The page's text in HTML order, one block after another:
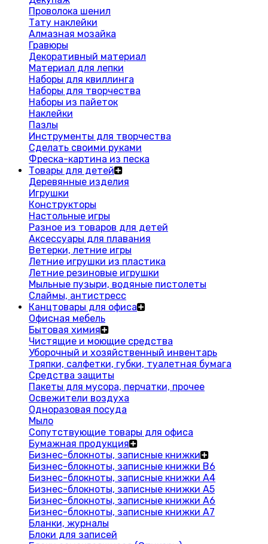
Проволока шенил
Тату наклейки
Алмазная мозайка
Гравюры
Декоративный материал
Материал для лепки
Наборы для квиллинга
Наборы для творчества
Наборы из пайеток
Наклейки
Пазлы
Инструменты для творчества
Сделать своими руками
Фреска-картина из песка
Товары для детей
Деревянные изделия
Игрушки
Конструкторы
Настольные игры
Разное из товаров для детей
Аксессуары для плавания
Ветерки, летние игры
Летние игрушки из пластика
Летние резиновые игрушки
Мыльные пузыри, водяные пистолеты
Слаймы, антистресс
Канцтовары для офиса
Офисная мебель
Бытовая химия
Чистящие и моющие средства
Уборочный и хозяйственный инвентарь
Тряпки, салфетки, губки, туалетная бумага
Средства защиты
Пакеты для мусора, перчатки, прочее
Освежители воздуха
Одноразовая посуда
Мыло
Сопутствующие товары для офиса
Бумажная продукция
Бизнес-блокноты, записные книжки
Бизнес-блокноты, записные книжки В6
Бизнес-блокноты, записные книжки A4
Бизнес-блокноты, записные книжки А5
Бизнес-блокноты, записные книжки А6
Бизнес-блокноты, записные книжки А7
Бланки, журналы
Блоки для записей